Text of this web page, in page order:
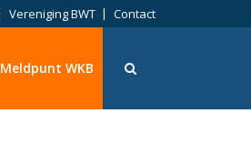
Vereniging BWT Contact
Meldpunt WKB